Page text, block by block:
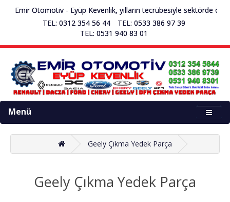
Otomotiv - Eyüp Kevenlik, yılların tecrübesiyle sektörde öncü
TEL: 0312 354 56 44
TEL: 0533 386 97 39
TEL: 0531 940 83 01
Menü
Geely Çıkma Yedek Parça
Geely Çıkma Yedek Parça